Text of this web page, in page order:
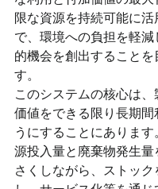
限な資源を持続可能に活
で、環境への負担を軽
的機会を創出することを
す。
このシステムの核心は
価値をできる限り長期間
うにすることにありま
源投入量と廃棄物発生
さくしながら、ストック